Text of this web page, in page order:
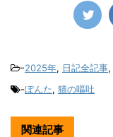
-2025年, 日記全記事,
-ぽんた, 猫の嘔吐
関連記事